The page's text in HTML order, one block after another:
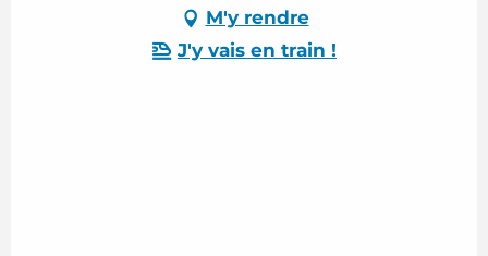
M'y rendre
J'y vais en train !